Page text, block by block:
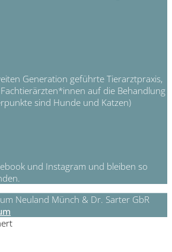
Generation geführte Tierarztpraxis,
auf die Behandlung
sind Hunde und Katzen)
und Instagram und bleiben so
Neuland Münch & Dr. Sarter GbR